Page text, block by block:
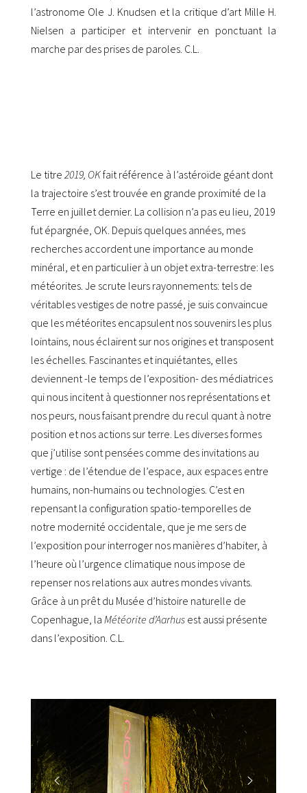
l’astronome Ole J. Knudsen et la critique d’art Mille H.
Nielsen a participer et intervenir en ponctuant la
marche par des prises de paroles. C.L.
Le titre 2019, OKfait référence à l’astéroïde géant dont
la trajectoire s’est trouvée en grande proximité de la
Terre en juillet dernier. La collision n’a pas eu lieu, 2019
fut épargnée, OK. Depuis quelques années, mes
recherches accordent une importance au monde
minéral, et en particulier à un objet extra-terrestre: les
météorites. Je scrute leurs rayonnements: tels de
véritables vestiges de notre passé, je suis convaincue
que les météorites encapsulent nos souvenirs les plus
lointains, nous éclairent sur nos origines et transposent
les échelles. Fascinantes et inquiétantes, elles
deviennent -le temps de l’exposition- des médiatrices
qui nous incitent à questionner nos représentations et
nos peurs, nous faisant prendre du recul quant à notre
position et nos actions sur terre. Les diverses formes
que j’utilise sont pensées comme des invitations au
vertige : de l’étendue de l’espace, aux espaces entre
humains, non-humains ou technologies. C’est en
repensant la configuration spatio-temporelles de
notre modernité occidentale, que je me sers de
l’exposition pour interroger nos manières d’habiter, à
l’heure où l’urgence climatique nous impose de
repenser nos relations aux autres mondes vivants.
Grâce à un prêt du Musée d’histoire naturelle de
Copenhague, la Météorite d’Aarhusest aussi présente
dans l’exposition. C.L.